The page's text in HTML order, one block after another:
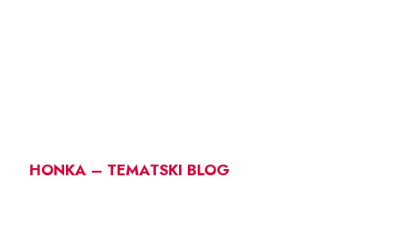
HONKA – TEMATSKI BLOG